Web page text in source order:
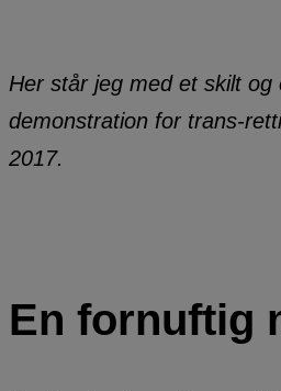
Her står jeg med et skilt og
demonstration for trans-
2017.
En fornuftig